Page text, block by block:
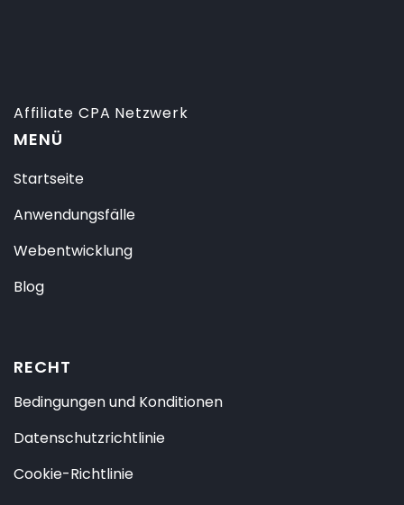
Affiliate CPA Netzwerk
MENÜ
Startseite
Anwendungsfälle
Webentwicklung
Blog
RECHT
Bedingungen und Konditionen
Datenschutzrichtlinie
Cookie-Richtlinie